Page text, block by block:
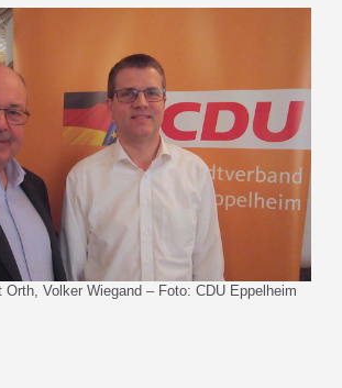
Orth, Volker Wiegand – Foto: CDU Eppelheim